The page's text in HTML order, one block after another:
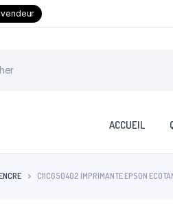
ACCUEIL
C11CG50402 IMPRIMANTE EPSON